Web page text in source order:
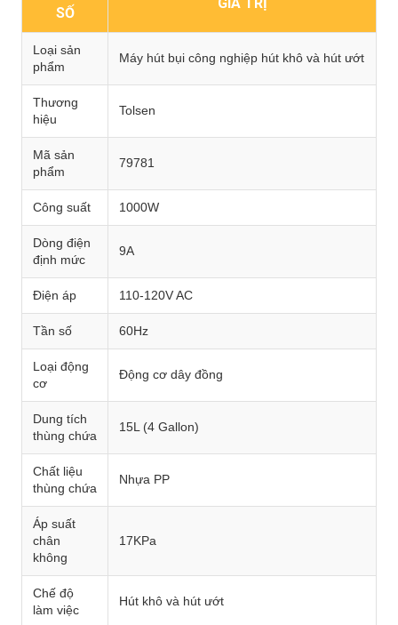
SỐ
Loại sản
phẩm
Máy hút bụi công nghiệp hút khô và hút ướt
Thương
hiệu
Tolsen
Mã sản
phẩm
79781
Công suất 1000W
Dòng điện
định mức
9A
Điện áp 110-120V AC
Tần số 60Hz
Loại động
cơ
Động cơ dây đồng
Dung tích
thùng chứa
15L (4 Gallon)
Chất liệu
thùng chứa
Nhựa PP
Áp suất
chân
không
17KPa
Chế độ
làm việc
Hút khô và hút ướt